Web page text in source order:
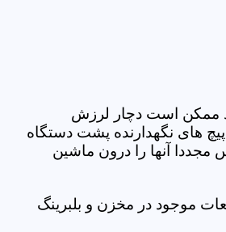
ممکن است دچار لرزش
پیچ های نگهدارنده پشت دستگاه
مجددا آنها را درون ماشین
موجود در مخزن و بلبرینگ